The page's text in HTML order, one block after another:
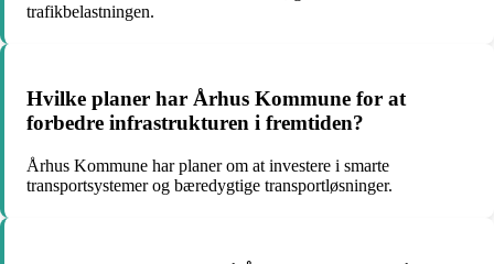
trafikbelastningen.
Hvilke planer har Århus Kommune for at
forbedre infrastrukturen i fremtiden?
Århus Kommune har planer om at investere i smarte
transportsystemer og bæredygtige transportløsninger.